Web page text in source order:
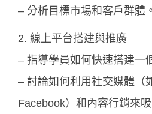
– 分析目標市場和客戶群體。
2. 線上平台搭建與推廣
– 指導學員如何快速搭建一
– 討論如何利用社交媒體（
Facebook）和內容行銷來吸